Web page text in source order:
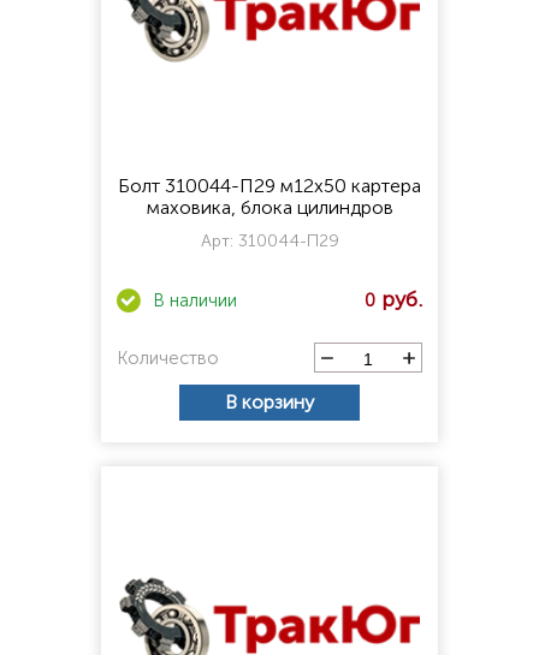
Болт 310044-П29 м12х50 картера
маховика, блока цилиндров
Арт: 310044-П29
0
Количество
В корзину